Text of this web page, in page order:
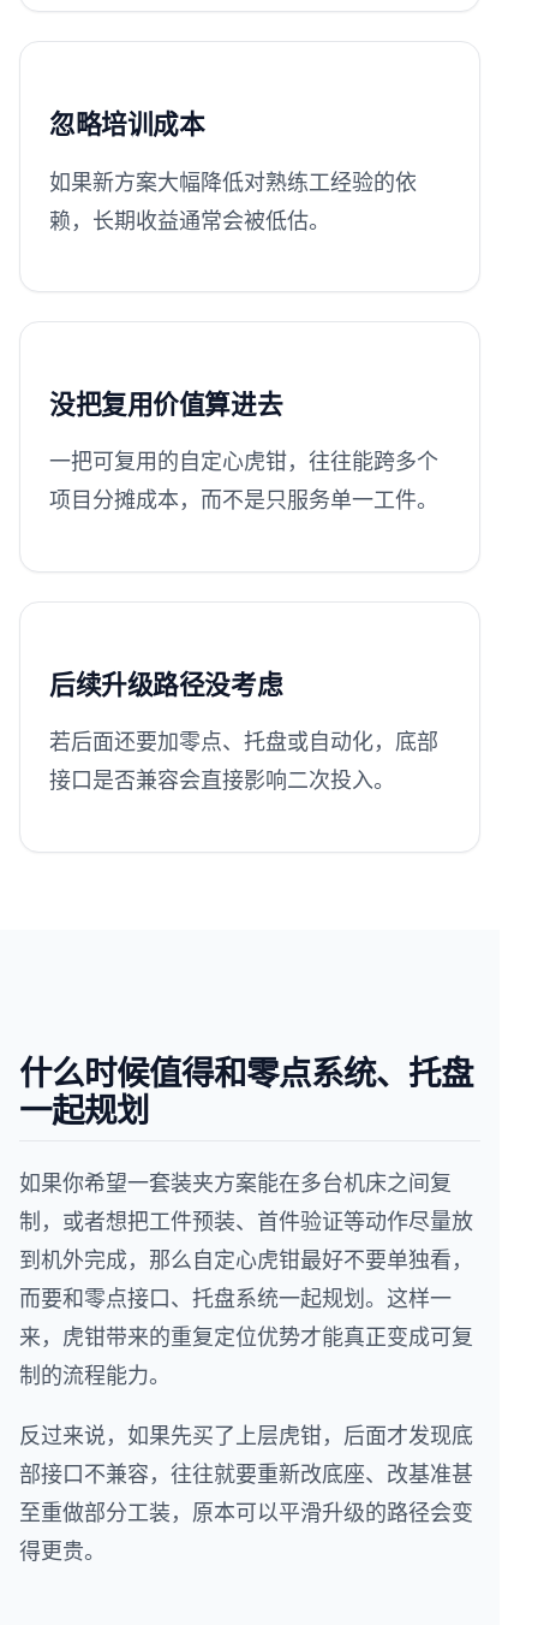
忽略培训成本
如果新方案大幅降低对熟练工经验的依
赖，长期收益通常会被低估。
没把复用价值算进去
一把可复用的自定心虎钳，往往能跨多个
项目分摊成本，而不是只服务单一工件。
后续升级路径没考虑
若后面还要加零点、托盘或自动化，底部
接口是否兼容会直接影响二次投入。
什么时候值得和零点系统、托盘
一起规划
如果你希望一套装夹方案能在多台机床之间复
制，或者想把工件预装、首件验证等动作尽量放
到机外完成，那么自定心虎钳最好不要单独看，
而要和零点接口、托盘系统一起规划。这样一
来，虎钳带来的重复定位优势才能真正变成可复
制的流程能力。
反过来说，如果先买了上层虎钳，后面才发现底
部接口不兼容，往往就要重新改底座、改基准甚
至重做部分工装，原本可以平滑升级的路径会变
得更贵。